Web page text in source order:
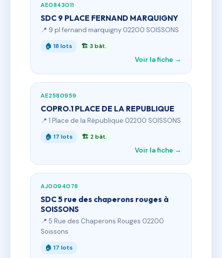
AE0843011
SDC 9 PLACE FERNAND MARQUIGNY
📍 9 pl fernand marquigny 02200 SOISSONS
🏠 18 lots 🏗 3 bât.
Voir la fiche →
AE2580959
COPRO.1 PLACE DE LA REPUBLIQUE
📍 1 Place de la République 02200 SOISSONS
🏠 17 lots 🏗 2 bât.
Voir la fiche →
AJ0094078
SDC 5 rue des chaperons rouges à
SOISSONS
📍 5 Rue des Chaperons Rouges 02200
Soissons
🏠 17 lots